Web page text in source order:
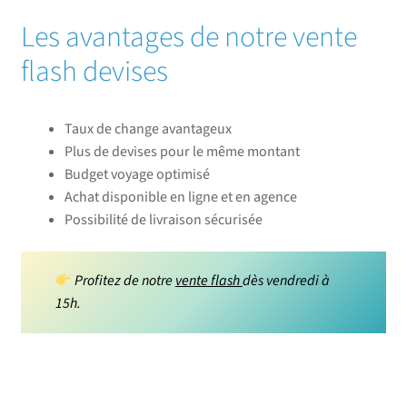
Les avantages de notre vente
flash devises
Taux de change avantageux
Plus de devises pour le même montant
Budget voyage optimisé
Achat disponible en ligne et en agence
Possibilité de livraison sécurisée
Profitez de notrevente flashdès vendredi à
15h.